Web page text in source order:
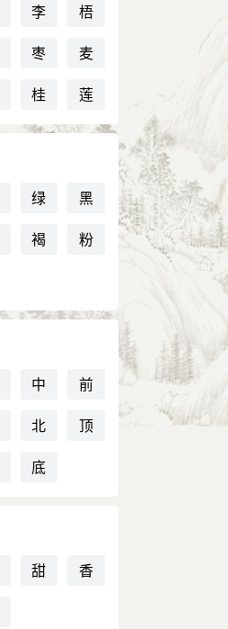
李
梧
枣
麦
桂 莲
绿
黑
褐
粉
中
前
北
顶
底
甜
香